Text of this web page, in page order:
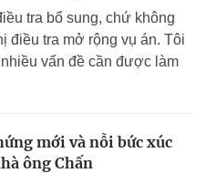
tra bổ sung, chứ không
điều tra mở rộng vụ án. Tôi
vấn đề cần được làm
mới và nỗi bức xúc
ông Chấn